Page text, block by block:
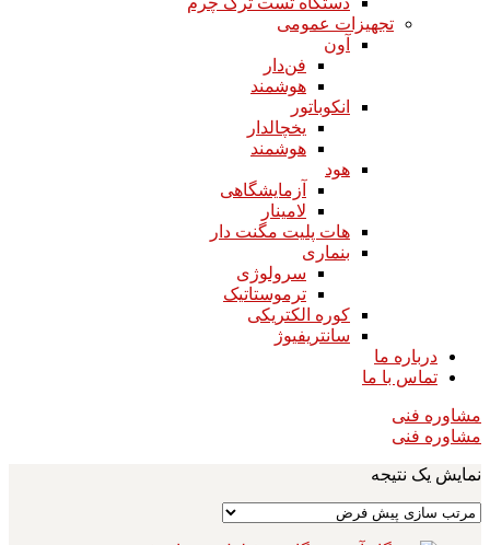
تجهیزات عمومی
آون
فن‌دار
هوشمند
انکوباتور
یخچالدار
هوشمند
هود
آزمایشگاهی
لامینار​​​​​​​
هات پلیت مگنت دار​​​​​​​
بنماری
سرولوژی
ترموستاتیک
کوره الکتریکی
سانتریفیوژ
درباره ما
تماس با ما
مشاوره فنی
مشاوره فنی
نمایش یک نتیجه